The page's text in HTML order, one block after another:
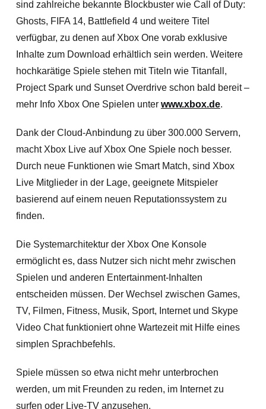
sind zahlreiche bekannte Blockbuster wie Call of Duty:
Ghosts, FIFA 14, Battlefield 4 und weitere Titel
verfügbar, zu denen auf Xbox One vorab exklusive
Inhalte zum Download erhältlich sein werden. Weitere
hochkarätige Spiele stehen mit Titeln wie Titanfall,
Project Spark und Sunset Overdrive schon bald bereit –
mehr Info Xbox One Spielen unter www.xbox.de.
Dank der Cloud-Anbindung zu über 300.000 Servern,
macht Xbox Live auf Xbox One Spiele noch besser.
Durch neue Funktionen wie Smart Match, sind Xbox
Live Mitglieder in der Lage, geeignete Mitspieler
basierend auf einem neuen Reputationssystem zu
finden.
Die Systemarchitektur der Xbox One Konsole
ermöglicht es, dass Nutzer sich nicht mehr zwischen
Spielen und anderen Entertainment-Inhalten
entscheiden müssen. Der Wechsel zwischen Games,
TV, Filmen, Fitness, Musik, Sport, Internet und Skype
Video Chat funktioniert ohne Wartezeit mit Hilfe eines
simplen Sprachbefehls.
Spiele müssen so etwa nicht mehr unterbrochen
werden, um mit Freunden zu reden, im Internet zu
surfen oder Live-TV anzusehen.